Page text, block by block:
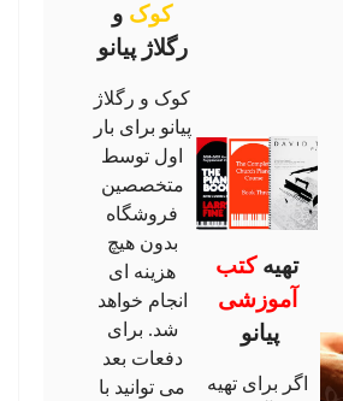
تهیهکتب
آموزشی
پیانو
اگر برای تهیه
کوک و
رگلاژ پیانو
کوک و رگلاژ
پیانو برای بار
اول توسط
متخصصین
فروشگاه
بدون هیچ
هزینه ای
انجام خواهد
شد. برای
دفعات بعد
می توانید با